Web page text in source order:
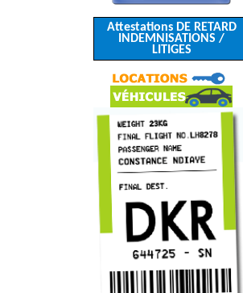
Attestations DE RETARD
INDEMNISATIONS /
LITIGES